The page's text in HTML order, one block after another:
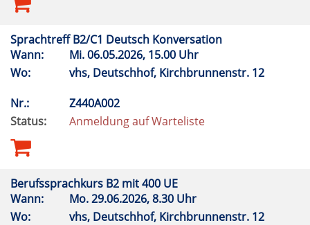
Sprachtreff B2/C1 Deutsch Konversation
Wann:
Mi.06.05.2026, 15.00 Uhr
Wo:
vhs, Deutschhof, Kirchbrunnenstr. 12
Nr.:
Z440A002
Status:
Anmeldung auf Warteliste
Berufssprachkurs B2 mit 400 UE
Wann:
Mo.29.06.2026, 8.30 Uhr
Wo:
vhs, Deutschhof, Kirchbrunnenstr. 12